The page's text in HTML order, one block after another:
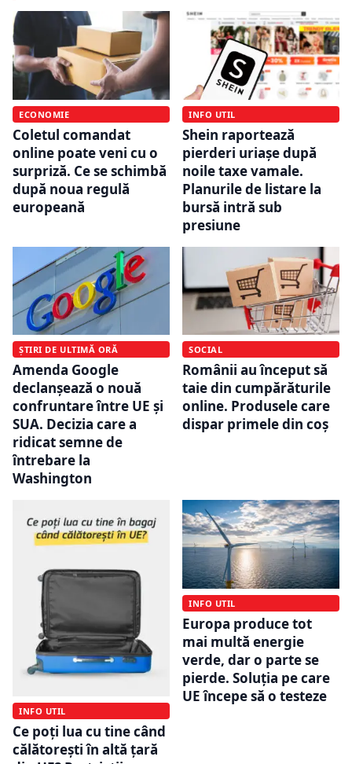
ECONOMIE
Coletul comandat
online poate veni cu o
surpriză. Ce se schimbă
după noua regulă
europeană
INFO UTIL
Shein raportează
pierderi uriașe după
noile taxe vamale.
Planurile de listare la
bursă intră sub
presiune
ȘTIRI DE ULTIMĂ ORĂ
Amenda Google
declanșează o nouă
confruntare între UE și
SUA. Decizia care a
ridicat semne de
întrebare la
Washington
SOCIAL
Românii au început să
taie din cumpărăturile
online. Produsele care
dispar primele din coș
INFO UTIL
Ce poți lua cu tine când
călătorești în altă țară
INFO UTIL
Europa produce tot
mai multă energie
verde, dar o parte se
pierde. Soluția pe care
UE începe să o testeze